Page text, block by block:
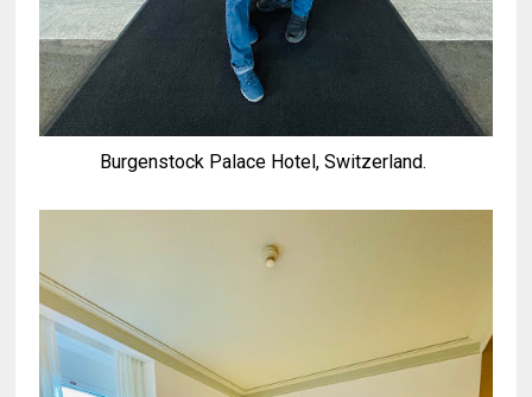
Burgenstock Palace Hotel, Switzerland.